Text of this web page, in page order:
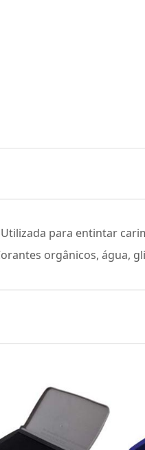
para entintar
orgânicos, água,